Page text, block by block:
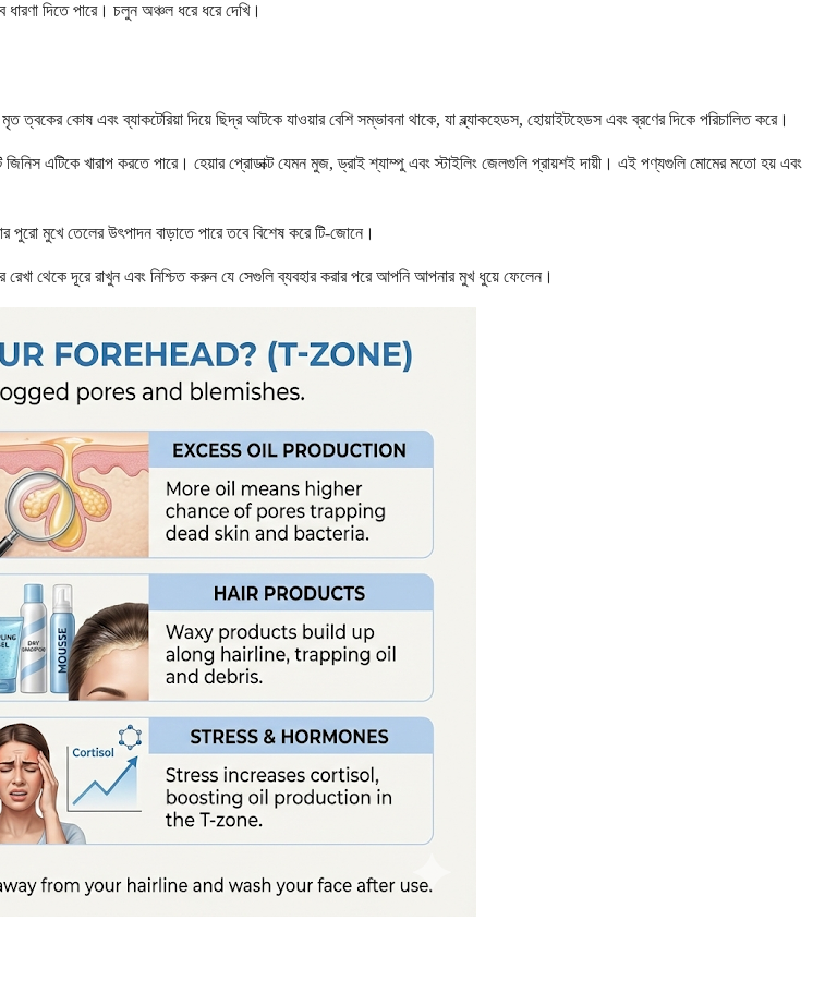
দিতে পারে। চলুন অঞ্চল ধরে ধরে দেখি।
কোষ এবং ব্যাকটেরিয়া দিয়ে ছিদ্র আটকে যাওয়ার বেশি সম্ভাবনা থাকে, যা ব্ল্যাকহেডস, হোয়াইটহেডস এবং ব্রণের দিকে পরিচালিত করে।
এটিকে খারাপ করতে পারে। হেয়ার প্রোডাক্ট যেমন মুজ, ড্রাই শ্যাম্পু এবং স্টাইলিং জেলগুলি প্রায়শই দায়ী। এই পণ্যগুলি মোমের মতো হয় এবং
মুখে তেলের উৎপাদন বাড়াতে পারে তবে বিশেষ করে টি-জোনে।
থেকে দূরে রাখুন এবং নিশ্চিত করুন যে সেগুলি ব্যবহার করার পরে আপনি আপনার মুখ ধুয়ে ফেলেন।